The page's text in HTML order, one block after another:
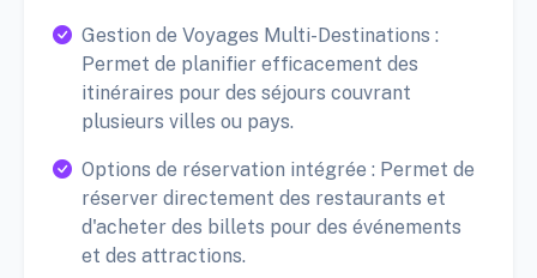
Gestion de Voyages Multi-Destinations :
Permet de planifier efficacement des
itinéraires pour des séjours couvrant
plusieurs villes ou pays.
Options de réservation intégrée : Permet de
réserver directement des restaurants et
d'acheter des billets pour des événements
et des attractions.